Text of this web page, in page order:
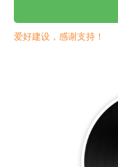
爱好建设，感谢支持！